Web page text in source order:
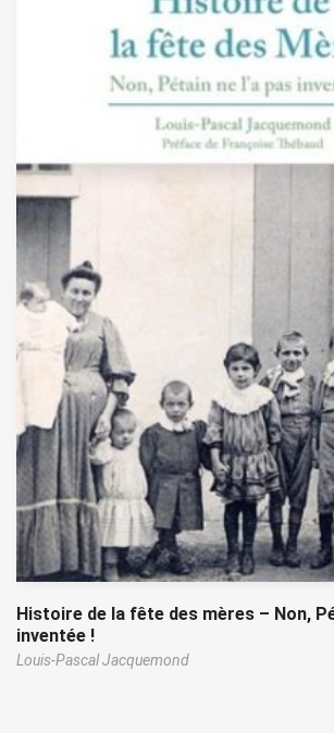
Histoire de la fête des mères – Non,
inventée !
Louis-Pascal Jacquemond